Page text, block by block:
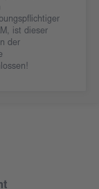
ist dieser
der